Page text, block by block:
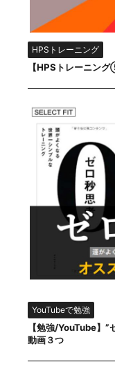
HPSトレーニング
【HPSトレーニン
YouTubeで勉強
【勉強/YouTube】
動画３つ